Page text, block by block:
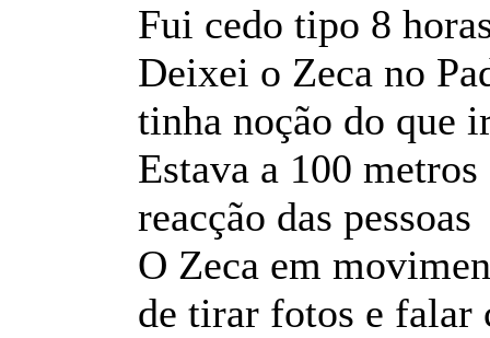
Fui cedo tipo 8
Deixei o Zeca no
tinha noção do que
Estava a 100
reacção das
O Zeca em
de tirar fotos e falar